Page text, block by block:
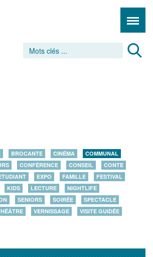
BROCANTE CINÉMA
COMMUNAL
CONFÉRENCE CONSEIL
CONTE
EXPO FAMILLE
FESTIVAL
KIDS LECTURE
NIGHTLIFE
SENIORS SOIRÉE
SPECTACLE
VERNISSAGE VISITE GUIDÉE